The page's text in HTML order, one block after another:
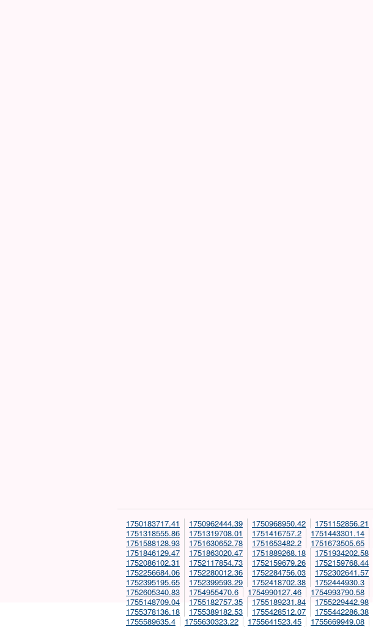
1750183717.41 1750962444.39 1750968950.42 1751152856.21
1751318555.86
1751319708.01 1751416757.2 1751443301.14
1751588128.93
1751630652.78 1751653482.2 1751673505.65
1751846129.47
1751863020.47 1751889268.18 1751934202.58
1752086102.31
1752117854.73 1752159679.26 1752159768.44
1752256684.06
1752280012.36 1752284756.03 1752302641.57
1752395195.65
1752399593.29 1752418702.38 1752444930.3
1752605340.83
1754955470.6 1754990127.46 1754993790.58
1755148709.04
1755182757.35 1755189231.84 1755229442.98
1755378136.18
1755389182.53 1755428512.07 1755442286.38
1755589635.4
1755630323.22 1755641523.45 1755669949.08